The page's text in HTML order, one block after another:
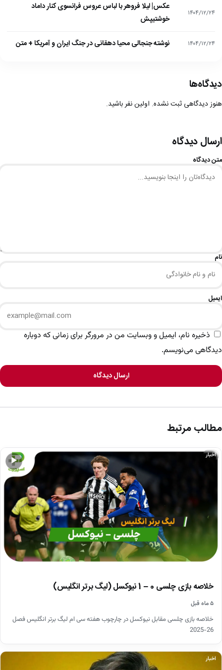
۱۴۰۴/۱۲/۲۴
عکس| لیلا فروهر با لباس عروس فرانسوی کنار داماد
خوشتیپش
۱۴۰۴/۱۲/۲۴ نوشته جنجالی محیا دهقانی در جنگ ایران و آمریکا + متن
دیدگاه‌ها
هنوز دیدگاهی ثبت نشده. اولین نفر باشید.
ارسال دیدگاه
متن دیدگاه
نام
ایمیل
ذخیره نام، ایمیل و وبسایت من در مرورگر برای زمانی که دوباره
دیدگاهی می‌نویسم.
ارسال دیدگاه
مطالب مرتبط
▶
اخبار
خلاصه بازی چلسی 0 – 1 نیوکسل (لیگ برتر انگلیس)
۵ ماه قبل
خلاصه بازی چلسی مقابل نیوکسل در چارچوب هفته سی ام لیگ برتر انگلیس فصل
26-2025
اخبار